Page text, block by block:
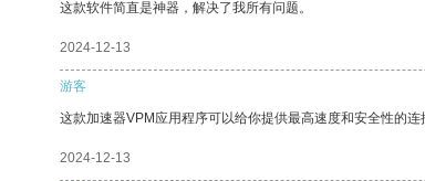
这款软件简直是神器，解决了我所有问题。
2024-12-13
游客
这款加速器VPM应用程序可以给你提供最高速度和安全性的连
2024-12-13